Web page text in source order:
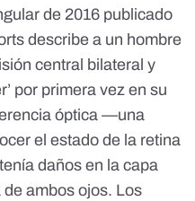
de 2016 publicado
describe a un hombre
central bilateral y
por primera vez en su
óptica—una
el estado de la retina
daños en la capa
ambos ojos. Los